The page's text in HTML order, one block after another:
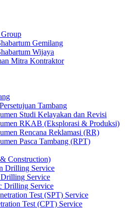
Gemilang
Wijaya
Mitra Kontraktor
Tambang
Studi Kelayakan dan Revisi
RKAB (Eksplorasi & Produksi)
Rencana Reklamasi (RR)
Pasca Tambang (RPT)
Construction)
Drilling Service
Service
Drilling Service
Test (SPT) Service
Test (CPT) Service